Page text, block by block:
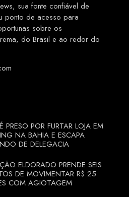
sua fonte confiável de
ponto de acesso para
sobre os
do Brasil e ao redor do
PRESO POR FURTAR LOJA EM
NA BAHIA E ESCAPA
DE DELEGACIA
ELDORADO PRENDE SEIS
DE MOVIMENTAR R$ 25
COM AGIOTAGEM